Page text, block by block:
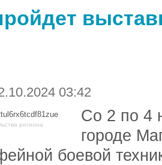
03:42
региона
Со 2 по 4
городе
боевой